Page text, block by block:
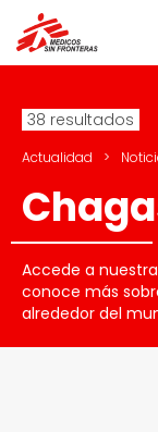
38 resultados
Actualidad >
Accede a
conoce más
alrededor del